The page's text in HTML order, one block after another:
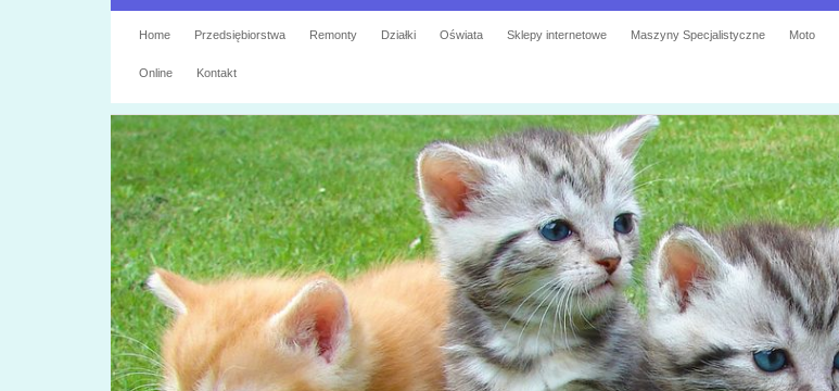
Home Przedsiębiorstwa Remonty Działki Oświata Sklepy internetowe Maszyny Specjalistyczne Moto
Online Kontakt